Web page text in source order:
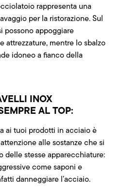
rappresenta una
per la ristorazione. Sul
possono appoggiare
attrezzature, mentre lo sbalzo
idoneo a fianco della
INOX
AL TOP:
ai tuoi prodotti in acciaio è
alle sostanze che si
delle stesse apparecchiature:
come saponi e
danneggiare l’acciaio.